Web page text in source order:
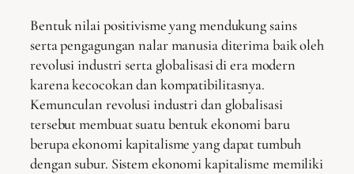
Bentuk nilai positivisme yang mendukung sains
serta pengagungan nalar manusia diterima baik oleh
revolusi industri serta globalisasi di era modern
karena kecocokan dan kompatibilitasnya.
Kemunculan revolusi industri dan globalisasi
tersebut membuat suatu bentuk ekonomi baru
berupa ekonomi kapitalisme yang dapat tumbuh
dengan subur. Sistem ekonomi kapitalisme memiliki